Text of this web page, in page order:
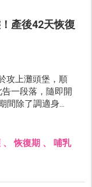
產後42天恢復
攻上灘頭堡，順
一段落，隨即開
間除了調適身
不可謂不大。本
乳、飲食、清
產後恢復的進
、恢復期 、 哺乳